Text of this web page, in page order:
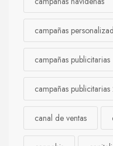
campañas
campañas publicitarias
campañas
canal de ventas